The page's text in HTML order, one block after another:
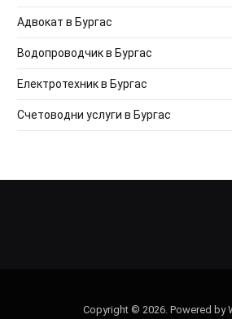
Адвокат в Бургас
Водопроводчик в Бургас
Електротехник в Бургас
Счетоводни услуги в Бургас
Copyright © 2026. Powered by